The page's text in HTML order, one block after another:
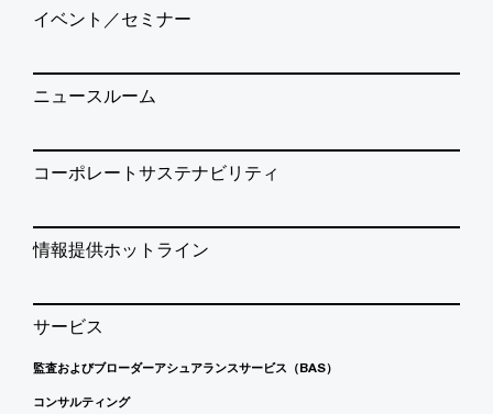
イベント／セミナー
ニュースルーム
コーポレートサステナビリティ
情報提供ホットライン
サービス
監査およびブローダーアシュアランスサービス（BAS）
コンサルティング